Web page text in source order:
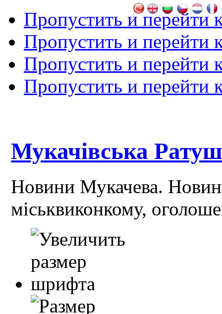
Пропустить и перейти
Пропустить и перейти
Пропустить и перейти
Пропустить и перейти
Мукачівська
Новини Мукачева.
міськвиконкому,